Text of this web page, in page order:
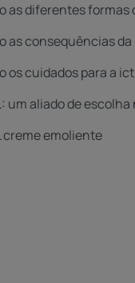
as diferentes formas
as consequências
os cuidados para a
um aliado de
creme emoliente